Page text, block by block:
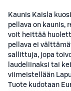
Kaunis Kaisla
pellava on kaunis,
voit heittää
pellava ei
sallittuja, jopa
laudeliinaksi tai
viimeistellään
Tuote kudotaan